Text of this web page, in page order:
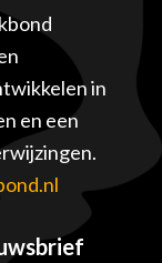
in
en een